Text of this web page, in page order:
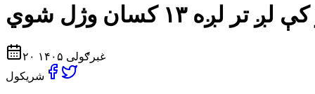
۲۰ غبرګولی ۱۴۰۵
شریکول